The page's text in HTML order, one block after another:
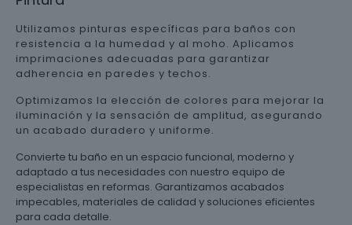
Utilizamos pinturas específicas para baños con
resistencia a la humedad y al moho. Aplicamos
imprimaciones adecuadas para garantizar
adherencia en paredes y techos.
Optimizamos la elección de colores para mejorar la
iluminación y la sensación de amplitud, asegurando
un acabado duradero y uniforme.
Convierte tu baño en un espacio funcional, moderno y
adaptado a tus necesidades con nuestro equipo de
especialistas en reformas. Garantizamos acabados
impecables, materiales de calidad y soluciones eficientes
para cada detalle.